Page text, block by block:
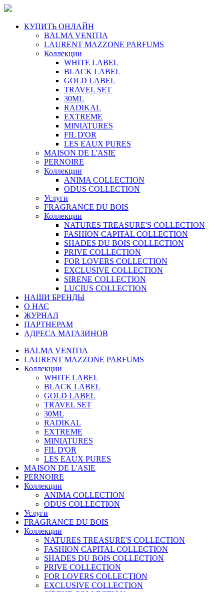
КУПИТЬ ОНЛАЙН
BALMA VENITIA
LAURENT MAZZONE PARFUMS
Коллекции
WHITE LABEL
BLACK LABEL
GOLD LABEL
TRAVEL SET
30ML
RADIKAL
EXTREME
MINIATURES
FIL D'OR
LES EAUX PURES
MAISON DE L'ASIE
PERNOIRE
Коллекции
ANIMA COLLECTION
ODUS COLLECTION
Услуги
FRAGRANCE DU BOIS
Коллекции
NATURES TREASURE'S COLLECTION
FASHION CAPITAL COLLECTION
SHADES DU BOIS COLLECTION
PRIVE COLLECTION
FOR LOVERS COLLECTION
EXCLUSIVE COLLECTION
SIRENE COLLECTION
LUCIUS COLLECTION
НАШИ БРЕНДЫ
О НАС
ЖУРНАЛ
ПАРТНЕРАМ
АДРЕСА МАГАЗИНОВ
BALMA VENITIA
LAURENT MAZZONE PARFUMS
Коллекции
WHITE LABEL
BLACK LABEL
GOLD LABEL
TRAVEL SET
30ML
RADIKAL
EXTREME
MINIATURES
FIL D'OR
LES EAUX PURES
MAISON DE L'ASIE
PERNOIRE
Коллекции
ANIMA COLLECTION
ODUS COLLECTION
Услуги
FRAGRANCE DU BOIS
Коллекции
NATURES TREASURE'S COLLECTION
FASHION CAPITAL COLLECTION
SHADES DU BOIS COLLECTION
PRIVE COLLECTION
FOR LOVERS COLLECTION
EXCLUSIVE COLLECTION